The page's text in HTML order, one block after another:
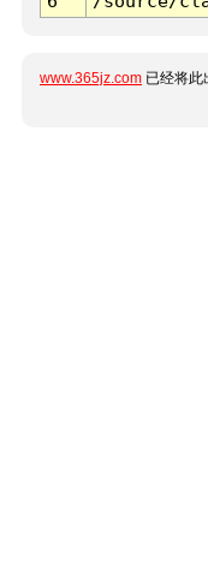
www.365jz.com 已经将此